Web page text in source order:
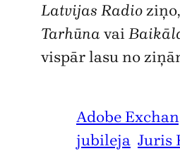
Latvijas Radio
Tarhūna vai
vispār lasu no
Adobe
jubileja Juris